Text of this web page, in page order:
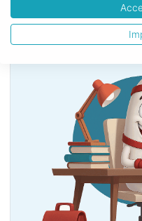
SERVE LA